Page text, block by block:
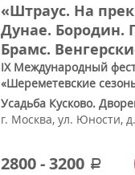
«Штраус. На
Дунае. Бородин.
Брамс.
IX Международный
«Шереметевские
Усадьба Кусково.
г. Москва, ул. Юности,
2800-3200 a